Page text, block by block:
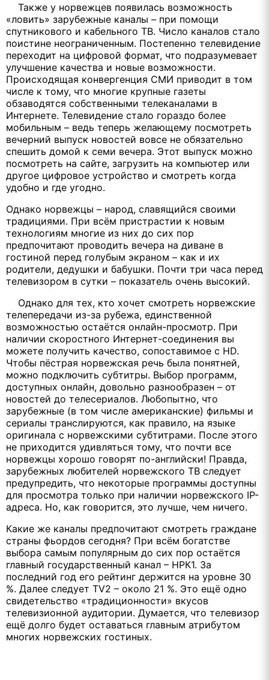
Также у норвежцев появилась возможность
«ловить» зарубежные каналы – при помощи
спутникового и кабельного ТВ. Число каналов стало
поистине неограниченным. Постепенно телевидение
переходит на цифровой формат, что подразумевает
улучшение качества и новые возможности.
Происходящая конвергенция СМИ приводит в том
числе к тому, что многие крупные газеты
обзаводятся собственными телеканалами в
Интернете. Телевидение стало гораздо более
мобильным – ведь теперь желающему посмотреть
вечерний выпуск новостей вовсе не обязательно
спешить домой к семи вечера. Этот выпуск можно
посмотреть на сайте, загрузить на компьютер или
другое цифровое устройство и смотреть когда
удобно и где угодно.
Однако норвежцы – народ, славящийся своими
традициями. При всём пристрастии к новым
технологиям многие из них до сих пор
предпочитают проводить вечера на диване в
гостиной перед голубым экраном – как и их
родители, дедушки и бабушки. Почти три часа перед
телевизором в сутки – показатель очень высокий.
Однако для тех, кто хочет смотреть норвежские
телепередачи из-за рубежа, единственной
возможностью остаётся онлайн-просмотр. При
наличии скоростного Интернет-соединения вы
можете получить качество, сопоставимое с HD.
Чтобы пёстрая норвежская речь была понятней,
можно подключить субтитры. Выбор программ,
доступных онлайн, довольно разнообразен – от
новостей до телесериалов. Любопытно, что
зарубежные (в том числе американские) фильмы и
сериалы транслируются, как правило, на языке
оригинала с норвежскими субтитрами. После этого
не приходится удивляться тому, что почти все
норвежцы хорошо говорят по-английски! Правда,
зарубежных любителей норвежского ТВ следует
предупредить, что некоторые программы доступны
для просмотра только при наличии норвежского IP-
адреса. Но, как говорится, это лучше, чем ничего.
Какие же каналы предпочитают смотреть граждане
страны фьордов сегодня? При всём богатстве
выбора самым популярным до сих пор остаётся
главный государственный канал – НРК1. За
последний год его рейтинг держится на уровне 30
%. Далее следует TV2 – около 21 %. Это ещё одно
свидетельство «традиционности» вкусов
телевизионной аудитории. Думается, что телевизор
ещё долго будет оставаться главным атрибутом
многих норвежских гостиных.